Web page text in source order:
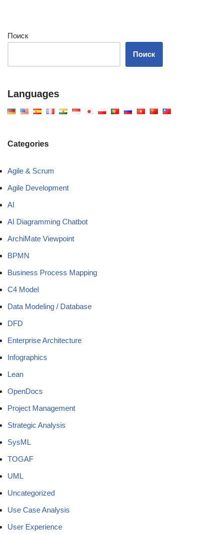
Поиск
Поиск
Languages
Categories
Agile & Scrum
Agile Development
AI
AI Diagramming Chatbot
ArchiMate Viewpoint
BPMN
Business Process Mapping
C4 Model
Data Modeling / Database
DFD
Enterprise Architecture
Infographics
Lean
OpenDocs
Project Management
Strategic Analysis
SysML
TOGAF
UML
Uncategorized
Use Case Analysis
User Experience